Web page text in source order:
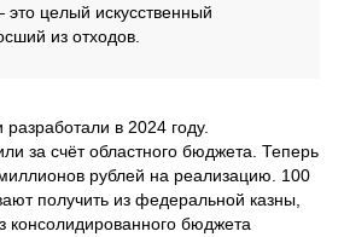
целый искусственный
из отходов.
разработали в 2024 году.
за счёт областного бюджета. Теперь
рублей на реализацию. 100
получить из федеральной казны,
бюджета